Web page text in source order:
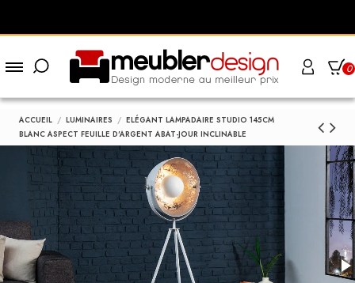
0
ACCUEIL LUMINAIRES
ELÉGANT LAMPADAIRE STUDIO 145CM
BLANC ASPECT FEUILLE D'ARGENT ABAT-JOUR INCLINABLE